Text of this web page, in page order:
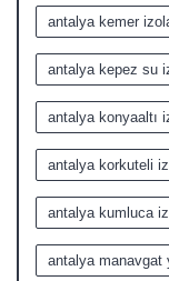
antalya kemer
antalya kepez su
antalya konyaaltı
antalya korkuteli
antalya kumluca
antalya manavgat